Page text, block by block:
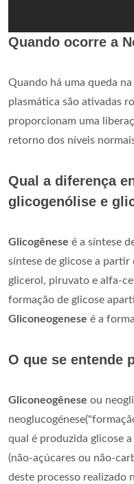
Quando ocorre a
Quando há uma queda
plasmática são ativadas
proporcionam uma
retorno dos níveis
Qual a diferença
glicogenólise e
Glicogênese é a síntese
síntese de glicose a
glicerol, piruvato e alfa-
formação de glicose
Gliconeogenese é a
O que se entende
Gliconeogênese ou
qual é produzida glicose
(não-açúcares ou não-
deste processo realizado